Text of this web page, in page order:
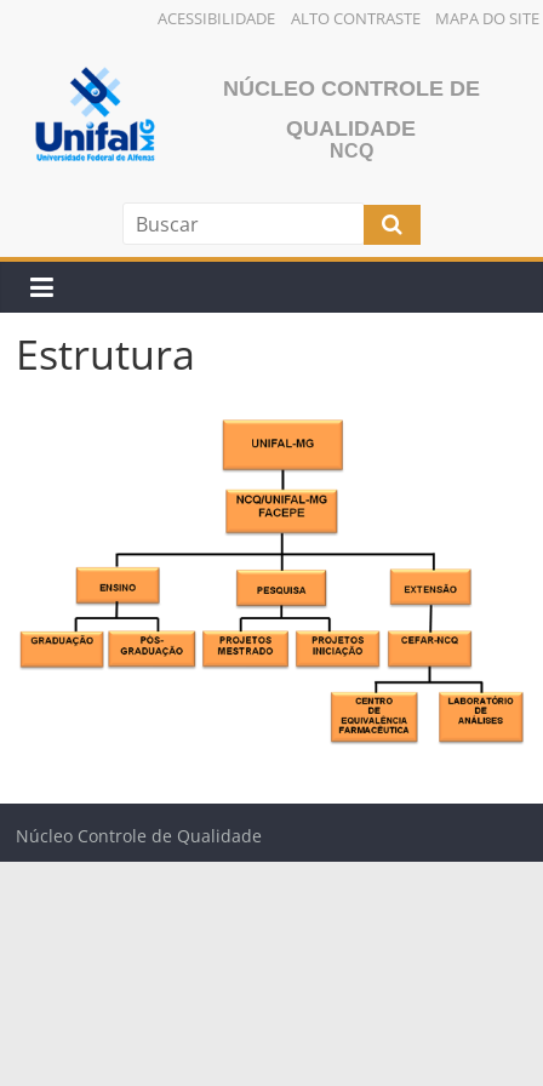
ACESSIBILIDADE ALTO CONTRASTE MAPA DO SITE
conteúdo
NÚCLEO CONTROLE DE
QUALIDADE
NCQ
Estrutura
Núcleo Controle de Qualidade